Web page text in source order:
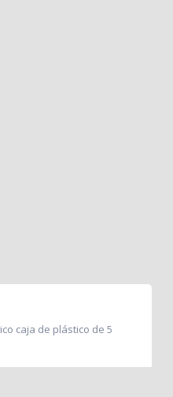
caja de plástico de 5